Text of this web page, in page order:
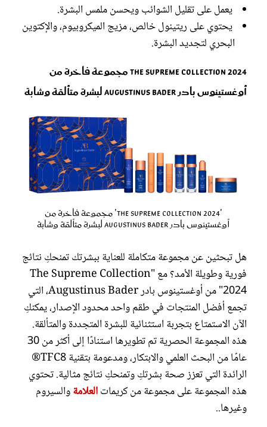
يعمل على تقليل الشوائب ويحسن ملمس البشرة.
يحتوي على ريتينول خالص، مزيج الميكروبيوم، والإكتوين
البحري لتجديد البشرة.
The Supreme Collection 2024 مجموعة فاخرة من
أوغستينوس بادر Augustinus Bader لبشرة متألقة وشابة
'The Supreme Collection 2024' مجموعة فاخرة من
أوغستينوس بادر Augustinus Bader لبشرة متألقة وشابة
هل تبحثين عن مجموعة متكاملة للعناية ببشرتك تمنحكِ نتائج
فورية وطويلة الأمد؟ مع "The Supreme Collection
2024" من أوغستينوس بادر Augustinus Bader، التي
تجمع أفضل المنتجات في طقم واحد محدود الإصدار، يمكنكِ
الآن الاستمتاع بتجربة استثنائية للبشرة المتجددة والمتألقة.
هذه المجموعة الحصرية تم تطويرها استنادًا إلى أكثر من 30
عامًا من البحث العلمي والابتكار، ومدعومة بتقنية TFC8®
الرائدة التي تعزز صحة بشرتكِ وتمنحكِ نتائج مثالية. تحتوي
هذه المجموعة على مجموعة من كريماتالعلامةوالسيروم
وغيرها..